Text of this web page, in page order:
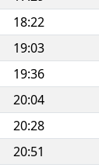
18:22
19:03
19:36
20:04
20:28
20:51